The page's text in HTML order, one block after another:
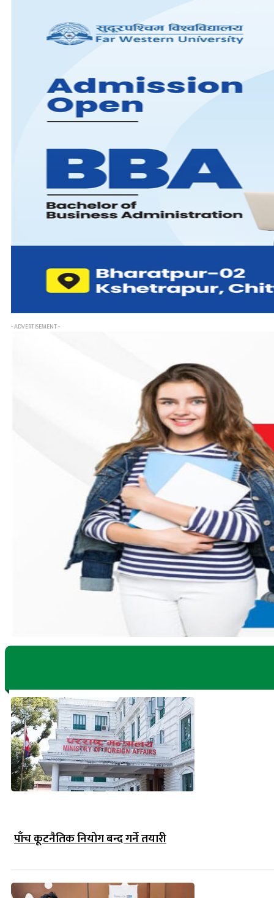
- ADVERTISEMENT -
पाँच कूटनैतिक नियोग बन्द गर्ने तयारी